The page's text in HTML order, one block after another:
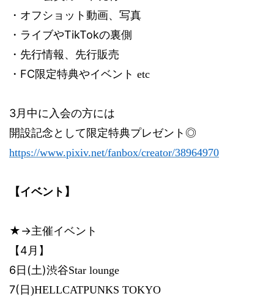
・オフショット動画、写真
・ライブやTikTokの裏側
・先行情報、先行販売
・ FC 限定特典やイベント etc
‪3月中に入会の方には
開設記念として限定特典プレゼント◎
https://www.pixiv.net/fanbox/creator/38964970
【イベント】
★→主催イベント
【 4 月】
6 日 (土)渋谷Star lounge
7( 日 )HELLCATPUNKS TOKYO